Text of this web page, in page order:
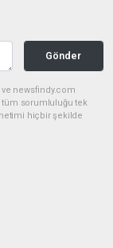
Gönder
ve newsfindy.com
tüm sorumluluğu tek
hiçbir şekilde